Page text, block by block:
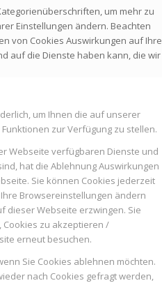
um mehr zu
Einstellungen ändern. Beachten
von Cookies Auswirkungen auf Ihre
auf die Dienste haben kann, die wir
um Ihnen die auf unserer
zur Verfügung zu stellen.
Webseite verfügbaren Dienste und
hat die Ablehnung Auswirkungen
Sie können Cookies jederzeit
Browsereinstellungen ändern
dieser Webseite erzwingen. Sie
zu akzeptieren /
erneut besuchen.
Sie Cookies ablehnen möchten.
nach Cookies gefragt werden,